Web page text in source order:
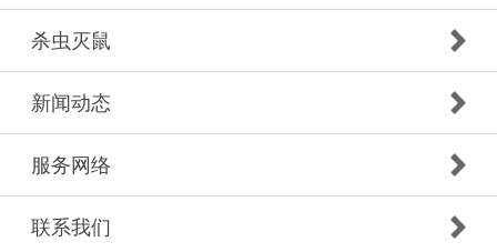
杀虫灭鼠
新闻动态
服务网络
联系我们